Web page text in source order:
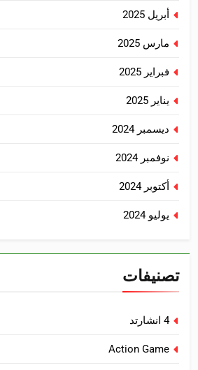
أبريل 2025
مارس 2025
فبراير 2025
يناير 2025
ديسمبر 2024
نوفمبر 2024
أكتوبر 2024
يوليو 2024
تصنيفات
4 انشارتد
Action Game